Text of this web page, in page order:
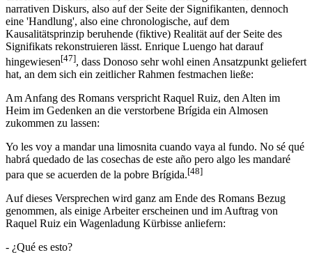
narrativen Diskurs, also auf der Seite der Signifikanten, dennoch
eine 'Handlung', also eine chronologische, auf dem
Kausalitätsprinzip beruhende (fiktive) Realität auf der Seite des
Signifikats rekonstruieren lässt. Enrique Luengo hat darauf
hingewiesen[47], dass Donoso sehr wohl einen Ansatzpunkt geliefert
hat, an dem sich ein zeitlicher Rahmen festmachen ließe:
Am Anfang des Romans verspricht Raquel Ruiz, den Alten im
Heim im Gedenken an die verstorbene Brígida ein Almosen
zukommen zu lassen:
Yo les voy a mandar una limosnita cuando vaya al fundo. No sé qué
habrá quedado de las cosechas de este año pero algo les mandaré
para que se acuerden de la pobre Brígida.[48]
Auf dieses Versprechen wird ganz am Ende des Romans Bezug
genommen, als einige Arbeiter erscheinen und im Auftrag von
Raquel Ruiz ein Wagenladung Kürbisse anliefern:
- ¿Qué es esto?